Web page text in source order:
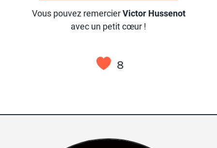
Vous pouvez remercierVictor Hussenot
avec un petit cœur !
8